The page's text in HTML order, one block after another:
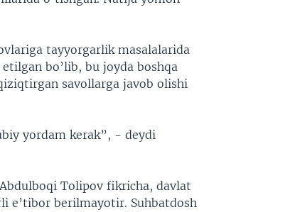
tayyorgarlik masalalarida
bo’lib, bu joyda boshqa
savollarga javob olishi
yordam kerak”, - deydi
Tolipov fikricha, davlat
e’tibor berilmayotir. Suhbatdosh